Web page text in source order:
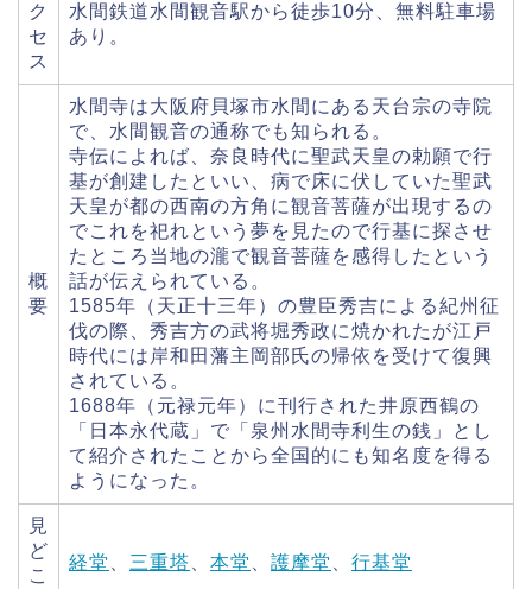
ク
セ
ス
水間鉄道水間観音駅から徒歩10分、無料駐車場
あり。
概
要
水間寺は大阪府貝塚市水間にある天台宗の寺院
で、水間観音の通称でも知られる。
寺伝によれば、奈良時代に聖武天皇の勅願で行
基が創建したといい、病で床に伏していた聖武
天皇が都の西南の方角に観音菩薩が出現するの
でこれを祀れという夢を見たので行基に探させ
たところ当地の瀧で観音菩薩を感得したという
話が伝えられている。
1585年（天正十三年）の豊臣秀吉による紀州征
伐の際、秀吉方の武将堀秀政に焼かれたが江戸
時代には岸和田藩主岡部氏の帰依を受けて復興
されている。
1688年（元禄元年）に刊行された井原西鶴の
「日本永代蔵」で「泉州水間寺利生の銭」とし
て紹介されたことから全国的にも知名度を得る
ようになった。
見
ど
こ
経堂 三重塔 本堂 護摩堂 行基堂